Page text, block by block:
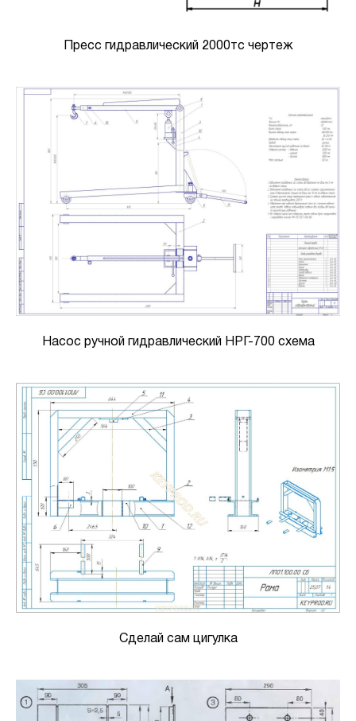
Пресс гидравлический 2000тс чертеж
Насос ручной гидравлический НРГ-700 схема
Сделай сам цигулка